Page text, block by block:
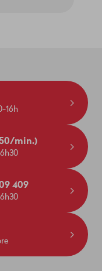
16h
min.)
409